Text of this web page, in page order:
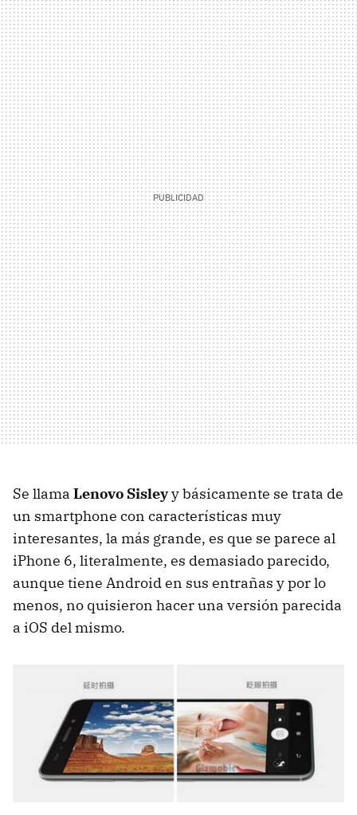
Se llama Lenovo Sisleyy básicamente se trata de
un smartphone con características muy
interesantes, la más grande, es que se parece al
iPhone 6, literalmente, es demasiado parecido,
aunque tiene Android en sus entrañas y por lo
menos, no quisieron hacer una versión parecida
a iOS del mismo.